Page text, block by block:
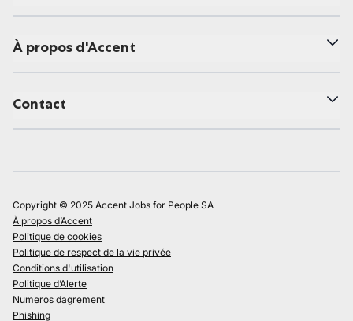
À propos d'Accent
Contact
Copyright © 2025 Accent Jobs for People SA
À propos d’Accent
Politique de cookies
Politique de respect de la vie privée
Conditions d'utilisation
Politique d’Alerte
Numeros dagrement
Phishing